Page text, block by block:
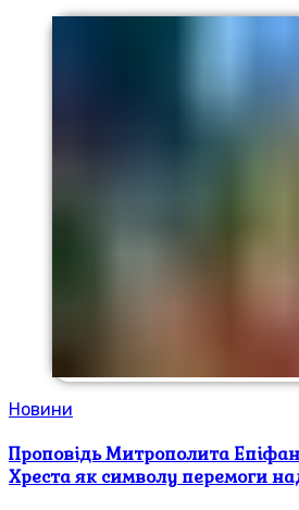
Новини
Проповідь Митрополита
Хреста як символу перемоги